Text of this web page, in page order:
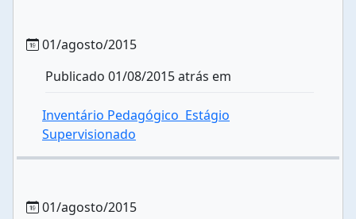
01/agosto/2015
Publicado 01/08/2015 atrás em
Inventário Pedagógico  Estágio
Supervisionado
01/agosto/2015